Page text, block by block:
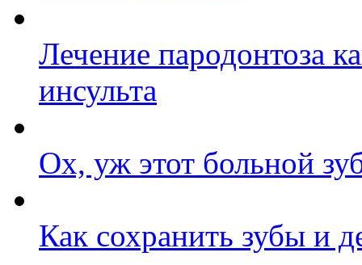
Лечение пародонтоза
инсульта
Ох, уж этот больной
Как сохранить зубы и